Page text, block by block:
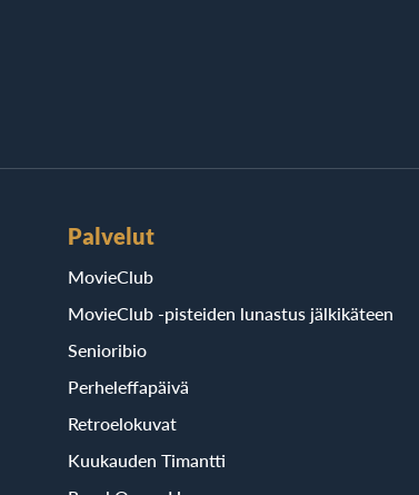
Palvelut
MovieClub
MovieClub -pisteiden lunastus jälkikäteen
Senioribio
Perheleffapäivä
Retroelokuvat
Kuukauden Timantti